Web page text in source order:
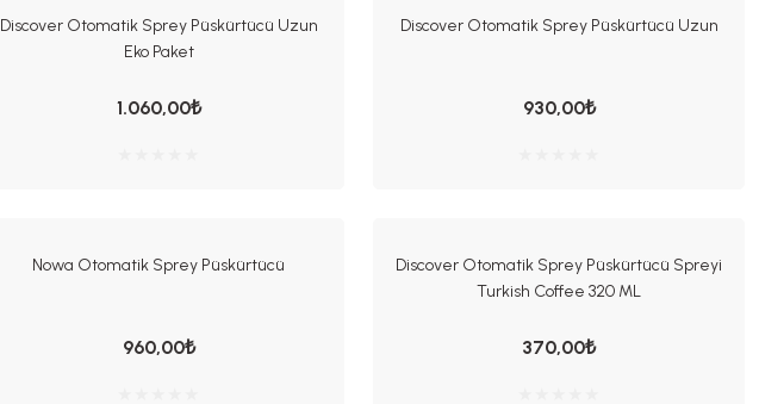
Discover Otomatik Sprey Püskürtücü Uzun
Eko Paket
1.060,00₺
Discover Otomatik Sprey Püskürtücü Uzun
930,00₺
Nowa Otomatik Sprey Püskürtücü
960,00₺
Discover Otomatik Sprey Püskürtücü Spreyi
Turkish Coffee 320 ML
370,00₺